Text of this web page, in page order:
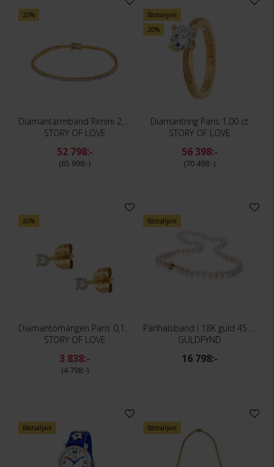
20%
Diamantarmband Rimini 2,01 ct
STORY OF LOVE
52 798:-
65 998:-
Bästsäljare
20%
Diamantring Paris 1,00 ct
STORY OF LOVE
56 398:-
70 498:-
20%
Diamantörhängen Paris 0,10 ct
STORY OF LOVE
3 838:-
4 798:-
Bästsäljare
Pärlhalsband i 18K guld 45 cm
GULDFYND
16 798:-
Bästsäljare Bästsäljare